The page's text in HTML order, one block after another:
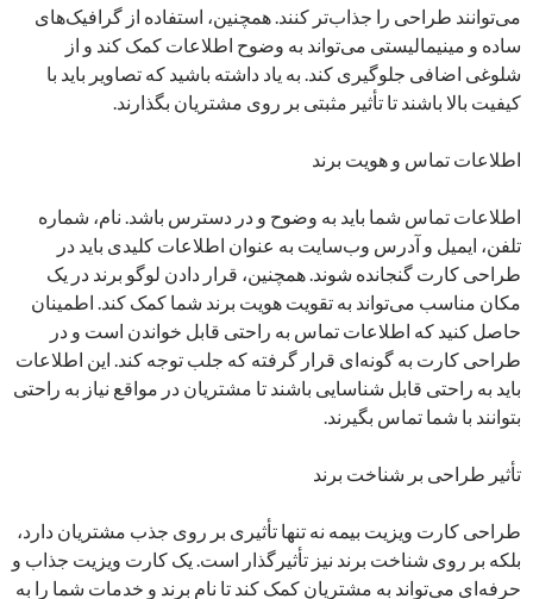
می‌توانند طراحی را جذاب‌تر کنند. همچنین، استفاده از گرافیک‌های
ساده و مینیمالیستی می‌تواند به وضوح اطلاعات کمک کند و از
شلوغی اضافی جلوگیری کند. به یاد داشته باشید که تصاویر باید با
کیفیت بالا باشند تا تأثیر مثبتی بر روی مشتریان بگذارند.
اطلاعات تماس و هویت برند
اطلاعات تماس شما باید به وضوح و در دسترس باشد. نام، شماره
تلفن، ایمیل و آدرس وب‌سایت به عنوان اطلاعات کلیدی باید در
طراحی کارت گنجانده شوند. همچنین، قرار دادن لوگو برند در یک
مکان مناسب می‌تواند به تقویت هویت برند شما کمک کند. اطمینان
حاصل کنید که اطلاعات تماس به راحتی قابل خواندن است و در
طراحی کارت به گونه‌ای قرار گرفته که جلب توجه کند. این اطلاعات
باید به راحتی قابل شناسایی باشند تا مشتریان در مواقع نیاز به راحتی
بتوانند با شما تماس بگیرند.
تأثیر طراحی بر شناخت برند
طراحی کارت ویزیت بیمه نه تنها تأثیری بر روی جذب مشتریان دارد،
بلکه بر روی شناخت برند نیز تأثیرگذار است. یک کارت ویزیت جذاب و
حرفه‌ای می‌تواند به مشتریان کمک کند تا نام برند و خدمات شما را به